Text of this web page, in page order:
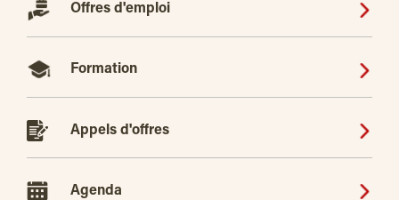
Offres d'emploi
Formation
Appels d'offres
Agenda